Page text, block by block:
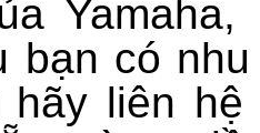
bạn có
liên